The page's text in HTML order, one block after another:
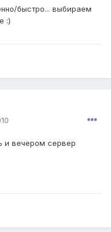
быстро... выбираем
:)
и вечером сервер